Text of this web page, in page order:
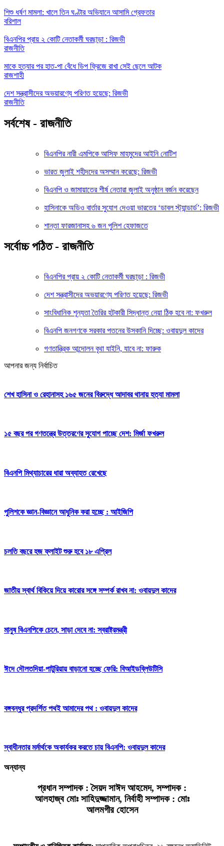
শিশু ধর্ষণ মামলা: খালে তিন ঘণ্টার অভিযানে আসামি গ্রেফতার
বরিশাল
বিএনপির প্রায় ২ কোটি নেতাকর্মী ঘরছাড়া : রিজভী
রাজনীতি
মাকে হত্যার পর হাত-পা বেঁধে ডিপ ফ্রিজে রাখা সেই ছেলে আটক
রাজশাহী
দেশ সন্ত্রাসীদের অভয়ারণ্যে পরিণত হয়েছে: রিজভী
রাজনীতি
সর্বশেষ - রাজনীতি
বিএনপির নারী এমপিকে আসিফ মাহমুদের আইনি নোটিশ
ভারত জুলাই শহীদদের অসম্মান করেছে: রিজভী
বিএনপি ও জামায়াতের শীর্ষ নেতারা জুলাই অনুষ্ঠান বর্জন করেছেন
হাসিনাকে অডিও বার্তার সুযোগ দেওয়া ভারতের ‘ডাবল স্ট্যান্ডার্ড’: রিজভী
শান্তা ফারজানাসহ ৬ জন পুলিশ হেফাজতে
সর্বোচ্চ পঠিত - রাজনীতি
বিএনপির প্রায় ২ কোটি নেতাকর্মী ঘরছাড়া : রিজভী
দেশ সন্ত্রাসীদের অভয়ারণ্যে পরিণত হয়েছে: রিজভী
সাংবিধানিক শূন্যতা তৈরির হটকারী সিদ্ধান্ত নেয়া ঠিক হবে না: ফখরুল
বিএনপি জনগণকে সরকার পতনের উসকানি দিচ্ছে: ওবায়দুল কাদের
গণতান্ত্রিক আন্দোলন বৃথা যাইনি, যাবে না: ফারুক
আপনার জন্য নির্বাচিত
শেখ হাসিনা ও রেহানাসহ ১৬৫ জনের বিরুদ্ধে আদাবর থানায় হত্যা মামলা
১৫ বছর পর গণতন্ত্রে উত্তরণের সুযোগ পাচ্ছে দেশ: মির্জা ফখরুল
বিএনপি মিথ্যাচারের ধারা অব্যাহত রেখেছে
পুলিশকে জ্ঞান-বিজ্ঞানে আধুনিক করা হচ্ছে : আইজিপি
চলতি বছরে হজ ফ্লাইট শুরু হবে ১৮ এপ্রিল
জাতীয় স্বার্থ বিকিয়ে দিয়ে কারোর সঙ্গে সম্পর্ক রাখব না: ওবায়দুল কাদের
মানুষ বিএনপিকে চেনে, সাড়া দেবে না: স্বরাষ্ট্রমন্ত্রী
ঈদে দৌলতদিয়া-পাটুরিয়ায় বাড়ানো হচ্ছে ফেরি: বিআইডব্লিউটিসি
বঙ্গবন্ধুর প্রদর্শিত পথই আমাদের পথ : ওবায়দুল কাদের
স্বাধীনতার মর্মার্থকে অকার্যকর করতে চায় বিএনপি: ওবায়দুল কাদের
অন্যান্য
প্রধান সম্পাদক : সৈয়দ সাঈদ আহমেদ, সম্পাদক :
আলহাজ্ব মোঃ সাহিদুজ্জামান, নির্বাহী সম্পাদক : মোঃ
আলমগীর হোসেন